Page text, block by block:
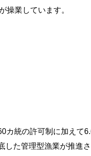
操業しています。
統の許可制に加えて
た管理型漁業が推進さ